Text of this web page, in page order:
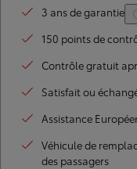
3 ans de garantie
150 points de
Contrôle gratuit
Satisfait ou
Assistance
Véhicule de
des passagers